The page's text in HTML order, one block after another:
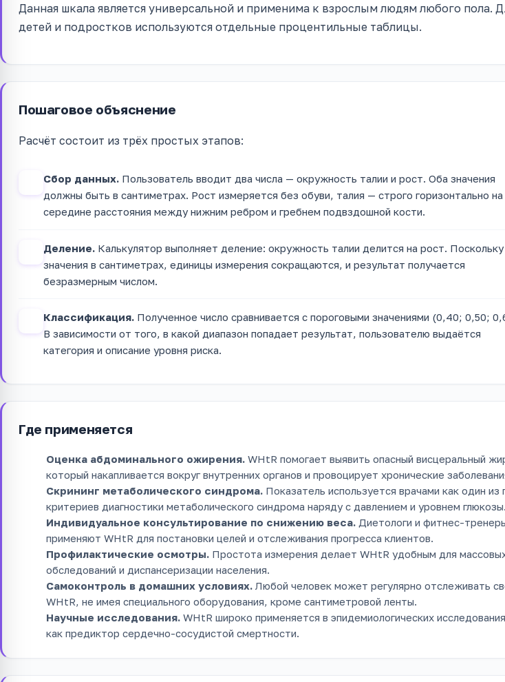
Данная шкала является универсальной и применима к взрослым людям любого пола.
детей и подростков используются отдельные процентильные таблицы.
Пошаговое объяснение
Расчёт состоит из трёх простых этапов:
Сбор данных. Пользователь вводит два числа — окружность талии и рост. Оба значения
должны быть в сантиметрах. Рост измеряется без обуви, талия — строго горизонтально на
середине расстояния между нижним ребром и гребнем подвздошной кости.
Деление. Калькулятор выполняет деление: окружность талии делится на рост.
значения в сантиметрах, единицы измерения сокращаются, и результат получается
безразмерным числом.
Классификация. Полученное число сравнивается с пороговыми значениями (0,40; 0,50;
В зависимости от того, в какой диапазон попадает результат, пользователю выдаётся
категория и описание уровня риска.
Где применяется
Оценка абдоминального ожирения. WHtR помогает выявить опасный висцеральный
который накапливается вокруг внутренних органов и провоцирует хронические
Скрининг метаболического синдрома. Показатель используется врачами как один из
критериев диагностики метаболического синдрома наряду с давлением и уровнем глюкозы.
Индивидуальное консультирование по снижению веса. Диетологи и фитнес-
применяют WHtR для постановки целей и отслеживания прогресса клиентов.
Профилактические осмотры. Простота измерения делает WHtR удобным для
обследований и диспансеризации населения.
Самоконтроль в домашних условиях. Любой человек может регулярно отслеживать
WHtR, не имея специального оборудования, кроме сантиметровой ленты.
Научные исследования. WHtR широко применяется в эпидемиологических
как предиктор сердечно-сосудистой смертности.